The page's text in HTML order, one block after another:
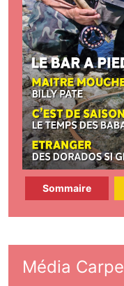
Sommaire
Média Carpe